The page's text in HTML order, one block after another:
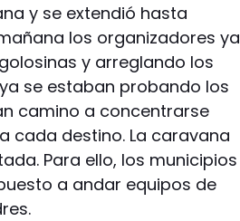
y se extendió hasta
los organizadores ya
y arreglando los
se estaban probando los
camino a concentrarse
cada destino. La caravana
Para ello, los municipios
a andar equipos de